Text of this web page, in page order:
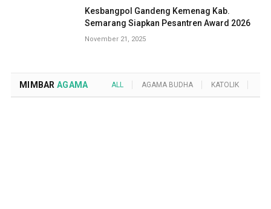
Kesbangpol Gandeng Kemenag Kab.
Semarang Siapkan Pesantren Award 2026
November 21, 2025
MIMBAR AGAMA ALL AGAMA BUDHA KATOLIK